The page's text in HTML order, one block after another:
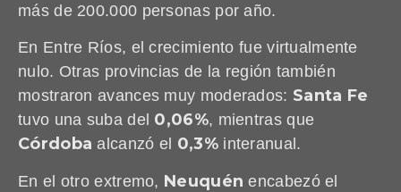
más de 200.000 personas por año.
En Entre Ríos, el crecimiento fue virtualmente
nulo. Otras provincias de la región también
mostraron avances muy moderados: Santa Fe
tuvo una suba del 0,06%, mientras que
Córdoba alcanzó el 0,3%interanual.
En el otro extremo, Neuquén encabezó el